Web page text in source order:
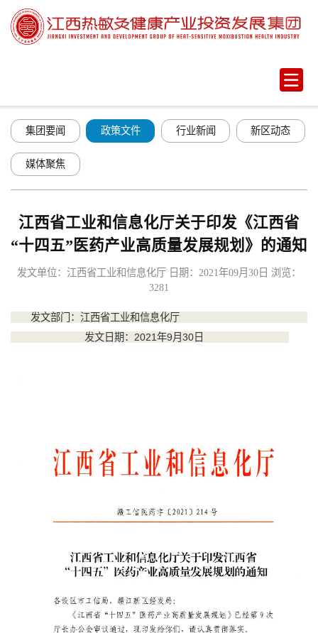
集团要闻 政策文件 行业新闻 新区动态
媒体聚焦
江西省工业和信息化厅关于印发《江西省
“十四五”医药产业高质量发展规划》的通知
发文单位：江西省工业和信息化厅 日期：2021年09月30日 浏览：
3281
发文部门：江西省工业和信息化厅
发文日期：2021年9月30日